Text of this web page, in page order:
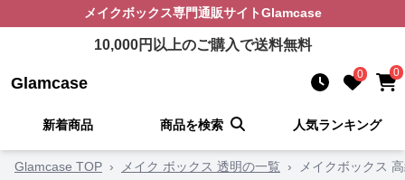
メイクボックス専門通販サイトGlamcase
10,000円以上のご購入で送料無料
Glamcase 0 0
新着商品 商品を検索 人気ランキング
Glamcase TOP › メイク ボックス 透明の一覧 › メイクボックス